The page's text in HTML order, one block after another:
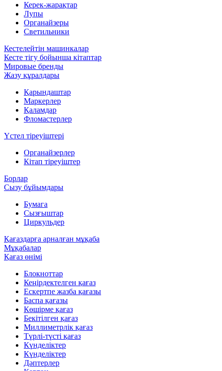
Керек-жарақтар
Лупы
Органайзеры
Светильники
Кестелейтін машинкалар
Кесте тігу бойынша кітаптар
Мировые бренды
Жазу құралдары
Қарындаштар
Маркерлер
Қаламдар
Фломастерлер
Үстел тіреуіштері
Органайзерлер
Кітап тіреуіштер
Борлар
Сызу бұйымдары
Бумага
Сызғыштар
Циркульдер
Қағаздарға арналған мұқаба
Мұқабалар
Қағаз өнімі
Блокноттар
Кеңірдектелген қағаз
Ескертпе жазба қағазы
Баспа қағазы
Көшірме қағаз
Бекітілген қағаз
Миллиметрлік қағаз
Түрлі-түсті қағаз
Күнделіктер
Күнделіктер
Дәптерлер